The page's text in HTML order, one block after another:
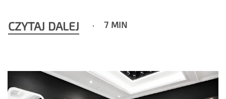
CZYTAJ DALEJ 7 MIN